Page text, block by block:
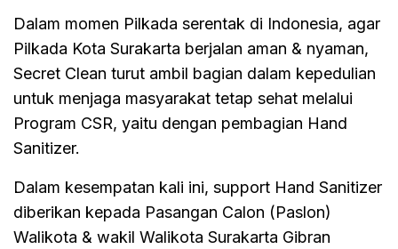
Dalam momen Pilkada serentak di Indonesia, agar
Pilkada Kota Surakarta berjalan aman & nyaman,
Secret Clean turut ambil bagian dalam kepedulian
untuk menjaga masyarakat tetap sehat melalui
Program CSR, yaitu dengan pembagian Hand
Sanitizer.
Dalam kesempatan kali ini, support Hand Sanitizer
diberikan kepada Pasangan Calon (Paslon)
Walikota & wakil Walikota Surakarta Gibran